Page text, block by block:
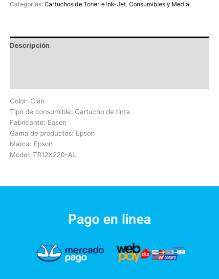
Categorías: Cartuchos de Toner e Ink-Jet, Consumibles y Media
Descripción
Color: Cián
Tipo de consumible: Cartucho de tinta
Fabricante: Epson
Gama de productos: Epson
Marca: Epson
Model: TR12X220-AL
Pago en linea